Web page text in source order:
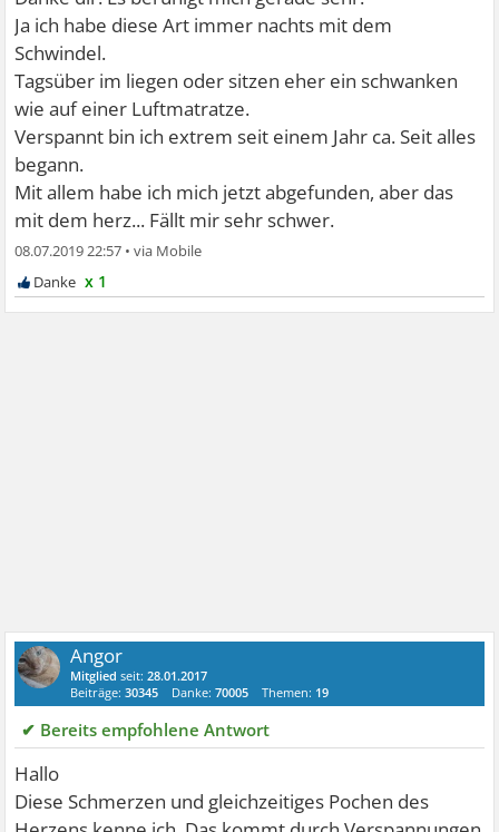
Ja ich habe diese Art immer nachts mit dem
Schwindel.
Tagsüber im liegen oder sitzen eher ein schwanken
wie auf einer Luftmatratze.
Verspannt bin ich extrem seit einem Jahr ca. Seit alles
begann.
Mit allem habe ich mich jetzt abgefunden, aber das
mit dem herz... Fällt mir sehr schwer.
08.07.2019 22:57 •
x 1
Angor
Mitglied seit:28.01.2017
Beiträge:30345 Danke:70005 Themen: 19
✔ Bereits empfohlene Antwort
Hallo
Diese Schmerzen und gleichzeitiges Pochen des